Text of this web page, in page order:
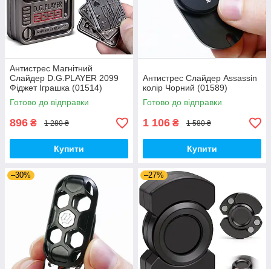
Антистрес Магнітний
Слайдер D.G.PLAYER 2099
Фіджет Іграшка (01514)
Готово до відправки
896 ₴ 1 280 ₴
Купити
Антистрес Слайдер Assassin
колір Чорний (01589)
Готово до відправки
1 106 ₴ 1 580 ₴
Купити
–30% –27%